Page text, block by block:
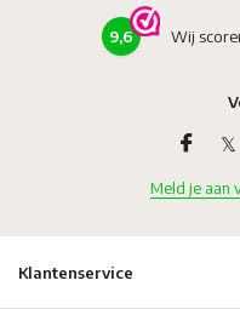
9,6 Wij
Meld je aan
Klantenservice